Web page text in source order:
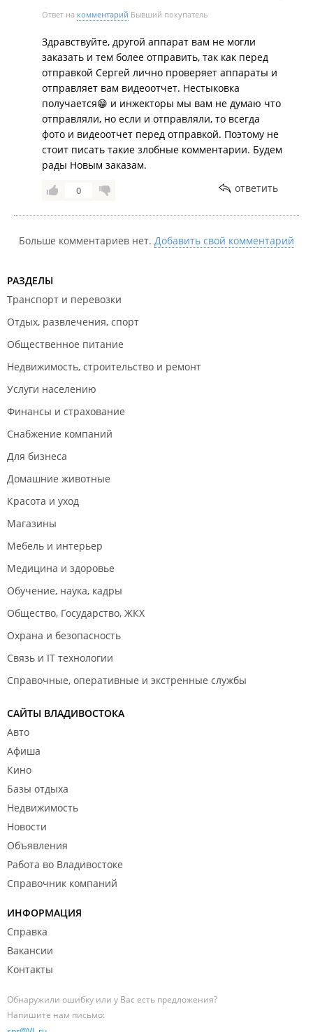
Ответ на комментарий Бывший покупатель
Здравствуйте, другой аппарат вам не могли
заказать и тем более отправить, так как перед
отправкой Сергей лично проверяет аппараты и
отправляет вам видеоотчет. Нестыковка
получается😁 и инжекторы мы вам не думаю что
отправляли, но если и отправляли, то всегда
фото и видеоотчет перед отправкой. Поэтому не
стоит писать такие злобные комментарии. Будем
рады Новым заказам.
0 ответить
Больше комментариев нет. Добавить свой комментарий
РАЗДЕЛЫ
Транспорт и перевозки
Отдых, развлечения, спорт
Общественное питание
Недвижимость, строительство и ремонт
Услуги населению
Финансы и страхование
Снабжение компаний
Для бизнеса
Домашние животные
Красота и уход
Магазины
Мебель и интерьер
Медицина и здоровье
Обучение, наука, кадры
Общество, Государство, ЖКХ
Охрана и безопасность
Связь и IT технологии
Справочные, оперативные и экстренные службы
САЙТЫ ВЛАДИВОСТОКА
Авто
Афиша
Кино
Базы отдыха
Недвижимость
Новости
Объявления
Работа во Владивостоке
Справочник компаний
ИНФОРМАЦИЯ
Справка
Вакансии
Контакты
Обнаружили ошибку или у Вас есть предложения?
Напишите нам письмо: